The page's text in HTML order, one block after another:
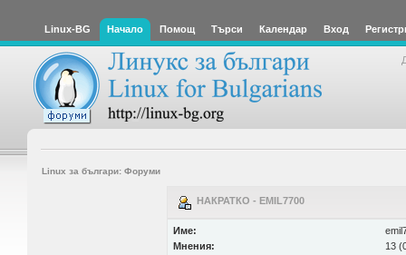
Linux-BG Начало Помощ Търси Календар Вход
Linux за българи: Форуми
НАКРАТКО - EMIL7700
Име:
Мнения:
13